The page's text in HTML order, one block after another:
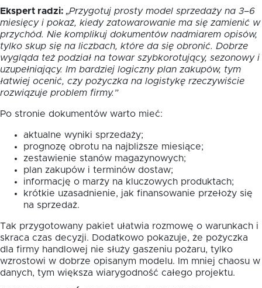
Ekspert radzi: „Przygotuj prosty model sprzedaży na 3–6
miesięcy i pokaż, kiedy zatowarowanie ma się zamienić w
przychód. Nie komplikuj dokumentów nadmiarem opisów,
tylko skup się na liczbach, które da się obronić. Dobrze
wygląda też podział na towar szybkorotujący, sezonowy i
uzupełniający. Im bardziej logiczny plan zakupów, tym
łatwiej ocenić, czy pożyczka na logistykę rzeczywiście
rozwiązuje problem firmy.”
Po stronie dokumentów warto mieć:
aktualne wyniki sprzedaży;
prognozę obrotu na najbliższe miesiące;
zestawienie stanów magazynowych;
plan zakupów i terminów dostaw;
informację o marży na kluczowych produktach;
krótkie uzasadnienie, jak finansowanie przełoży się
na sprzedaż.
Tak przygotowany pakiet ułatwia rozmowę o warunkach i
skraca czas decyzji. Dodatkowo pokazuje, że pożyczka
dla firmy handlowej nie służy gaszeniu pożaru, tylko
wzrostowi w dobrze opisanym modelu. Im mniej chaosu w
danych, tym większa wiarygodność całego projektu.